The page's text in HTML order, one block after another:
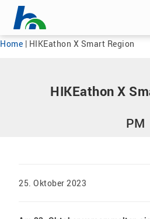
Menü überspringen
Menü überspringen
Home | HIKEathon X Smart Region
HIKEathon X
PM
25. Oktober 2023